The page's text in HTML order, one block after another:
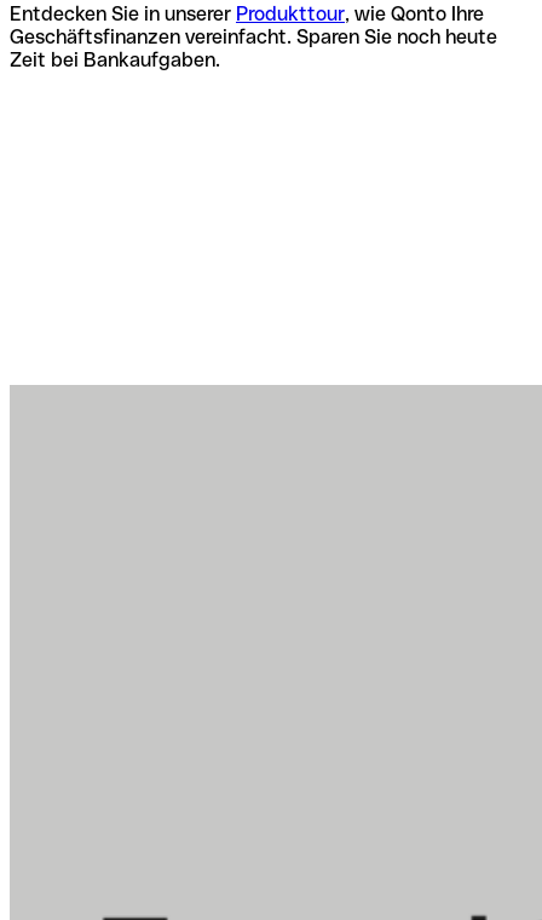
Entdecken Sie in unserer Produkttour, wie Qonto Ihre
Geschäftsfinanzen vereinfacht. Sparen Sie noch heute
Zeit bei Bankaufgaben.